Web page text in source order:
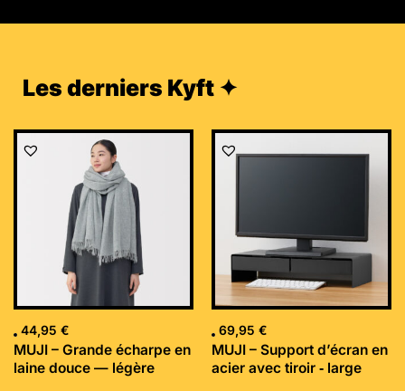
Les derniers Kyft ✦
44,95 €
MUJI – Grande écharpe en
laine douce — légère
69,95 €
MUJI – Support d’écran en
acier avec tiroir ‐ large